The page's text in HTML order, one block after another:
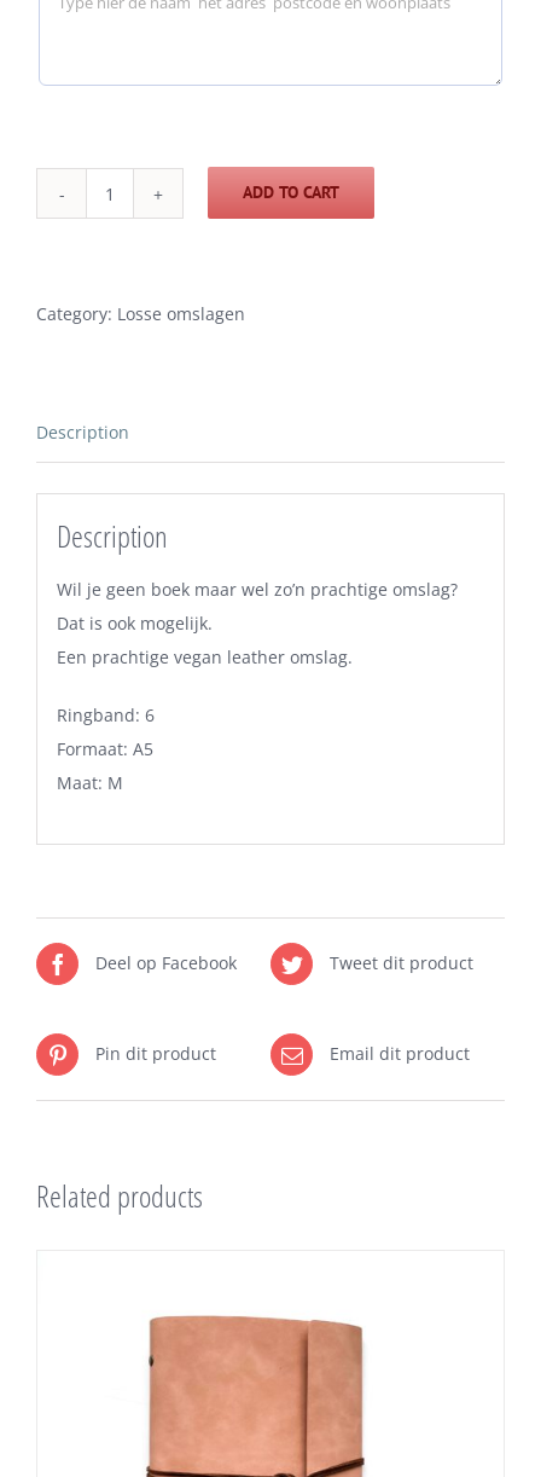
Fookes
Bruin
ADD TO CART
Category: Losse omslagen
Description
Description
Wil je geen boek maar wel zo’n prachtige omslag?
Dat is ook mogelijk.
Een prachtige vegan leather omslag.
Ringband: 6
Formaat: A5
Maat: M
Deel op Facebook Tweet dit product
Pin dit product Email dit product
Related products